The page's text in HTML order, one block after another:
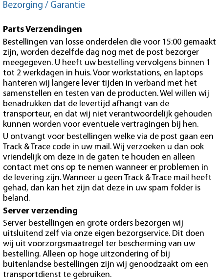
Bezorging / Garantie
Parts Verzendingen
Bestellingen van losse onderdelen die voor 15:00 gemaakt
zijn, worden dezelfde dag nog met de post bezorger
meegegeven. U heeft uw bestelling vervolgens binnen 1
tot 2 werkdagen in huis. Voor workstations, en laptops
hanteren wij langere lever tijden in verband met het
samenstellen en testen van de producten. Wel willen wij
benadrukken dat de levertijd afhangt van de
transporteur, en dat wij niet verantwoordelijk gehouden
kunnen worden voor eventuele vertragingen bij hen.
U ontvangt voor bestellingen welke via de post gaan een
Track & Trace code in uw mail. Wij verzoeken u dan ook
vriendelijk om deze in de gaten te houden en alleen
contact met ons op te nemen wanneer er problemen in
de levering zijn. Wanneer u geen Track & Trace mail heeft
gehad, dan kan het zijn dat deze in uw spam folder is
beland.
Server verzending
Server bestellingen en grote orders bezorgen wij
uitsluitend zelf via onze eigen bezorgservice. Dit doen
wij uit voorzorgsmaatregel ter bescherming van uw
bestelling. Alleen op hoge uitzondering of bij
buitenlandse bestellingen zijn wij genoodzaakt om een
transportdienst te gebruiken.